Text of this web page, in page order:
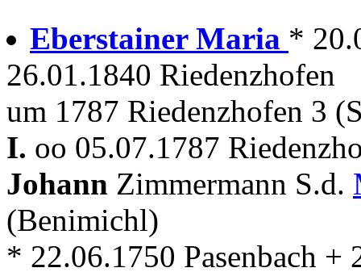
Eberstainer Maria *
26.01.1840 Riedenzhofen
um 1787 Riedenzhofen 3
I. oo 05.07.1787
Johann Zimmermann S.d.
(Benimichl)
* 22.06.1750 Pasenbach +